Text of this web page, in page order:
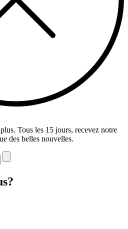
Tous les 15 jours, recevez notre
des belles nouvelles.